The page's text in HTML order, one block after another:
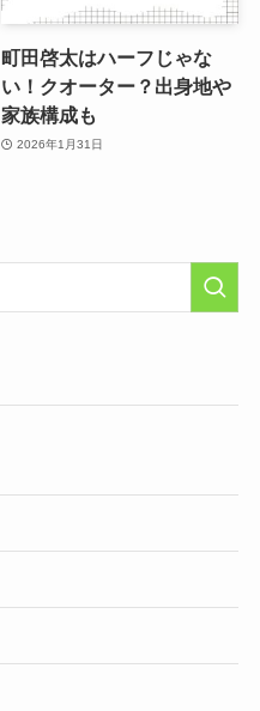
町田啓太はハーフじゃな
い！クオーター？出身地や
家族構成も
2026年1月31日